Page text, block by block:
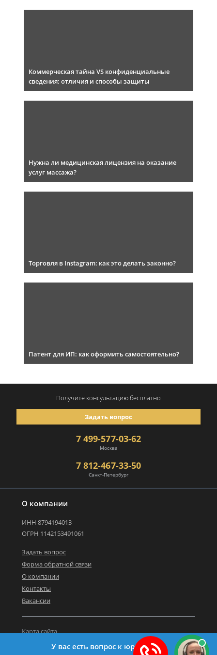
Коммерческая тайна VS конфиденциальные
сведения: отличия и способы защиты
Нужна ли медицинская лицензия на оказание
услуг массажа?
Торговля в Instagram: как это делать законно?
Патент для ИП: как оформить самостоятельно?
О компании
ИНН 8794194013
ОГРН 1142153491061
Задать вопрос
Форма обратной связи
О компании
Контакты
Вакансии
Карта сайта
Политика персональных данных
7 499-577-03-62
Москва
7 812-467-33-50
Санкт-Петербург
Задать вопрос
Получите консультациюбесплатно
У вас есть вопрос к юристу?